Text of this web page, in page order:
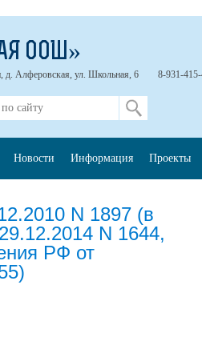
N 1897 (в
N 1644,
РФ от
ООШ»
д. Алферовская, ул. Школьная, 6 8-931-
Новости Информация Проекты